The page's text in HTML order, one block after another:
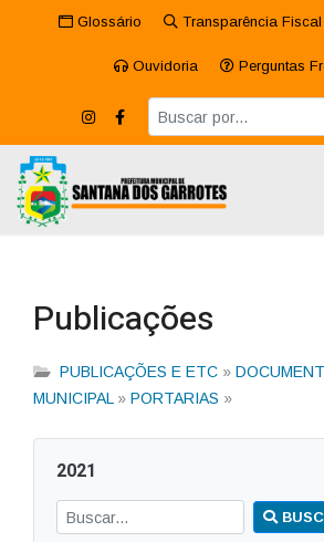
Glossário Transparência Fiscal
Ouvidoria Perguntas
Publicações
PUBLICAÇÕES E ETC »
MUNICIPAL » PORTARIAS »
2021